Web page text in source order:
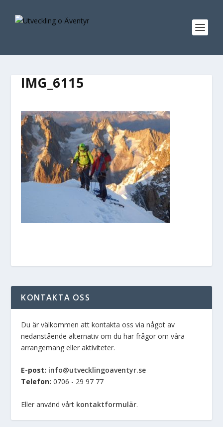
IMG_6115
KONTAKTA OSS
Du är välkommen att kontakta oss via något av
nedanstående alternativ om du har frågor om våra
arrangemang eller aktiviteter.
E-post: info@utvecklingoaventyr.se
Telefon: 0706 - 29 97 77
Eller använd vårt kontaktformulär.